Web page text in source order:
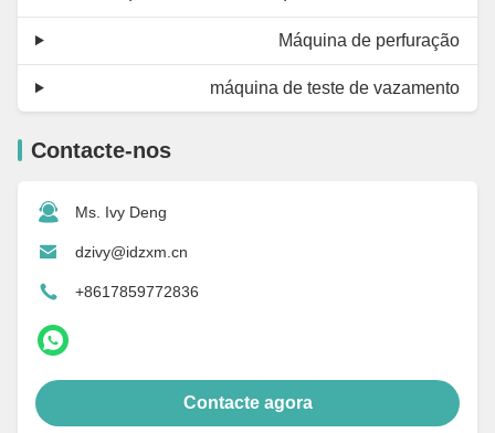
Máquina de perfuração
máquina de teste de vazamento
Contacte-nos
Ms. Ivy Deng
dzivy@idzxm.cn
+8617859772836
Contacte agora